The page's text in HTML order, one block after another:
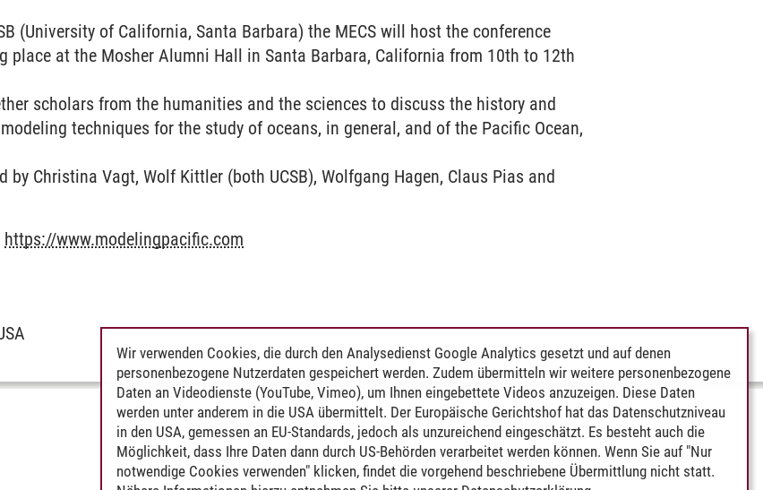
(University of California, Santa Barbara) the MECS will host the conference
place at the Mosher Alumni Hall in Santa Barbara, California from 10th to 12th
scholars from the humanities and the sciences to discuss the history and
techniques for the study of oceans, in general, and of the Pacific Ocean,
by Christina Vagt, Wolf Kittler (both UCSB), Wolfgang Hagen, Claus Pias and
https://www.modelingpacific.com
Wir verwenden Cookies, die durch den Analysedienst Google Analytics gesetzt und auf denen
personenbezogene Nutzerdaten gespeichert werden. Zudem übermitteln wir weitere personenbezogene
Daten an Videodienste (YouTube, Vimeo), um Ihnen eingebettete Videos anzuzeigen. Diese Daten
werden unter anderem in die USA übermittelt. Der Europäische Gerichtshof hat das Datenschutzniveau
in den USA, gemessen an EU-Standards, jedoch als unzureichend eingeschätzt. Es besteht auch die
Möglichkeit, dass Ihre Daten dann durch US-Behörden verarbeitet werden können. Wenn Sie auf "Nur
notwendige Cookies verwenden" klicken, findet die vorgehend beschriebene Übermittlung nicht statt.